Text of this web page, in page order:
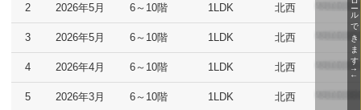
2 2026年5月 6～10階 1LDK 北西
3 2026年5月 6～10階 1LDK 北西
4 2026年4月 6～10階 1LDK 北西
5 2026年3月 6～10階 1LDK 北西